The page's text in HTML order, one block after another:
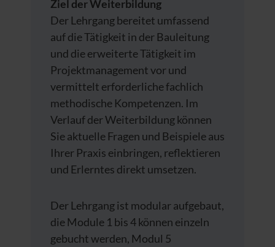
Ziel der Weiterbildung
Der Lehrgang bereitet umfassend
auf die Tätigkeit in der Bauleitung
und die erweiterte Tätigkeit im
Projektmanagement vor und
vermittelt erforderliche fachlich
methodische Kompetenzen. Im
Verlauf der Weiterbildung können
Sie aktuelle Fragen und Beispiele aus
Ihrer Praxis einbringen, reflektieren
und Erlerntes direkt umsetzen.
Der Lehrgang ist modular aufgebaut,
die Module 1 bis 4 können einzeln
gebucht werden, Modul 5